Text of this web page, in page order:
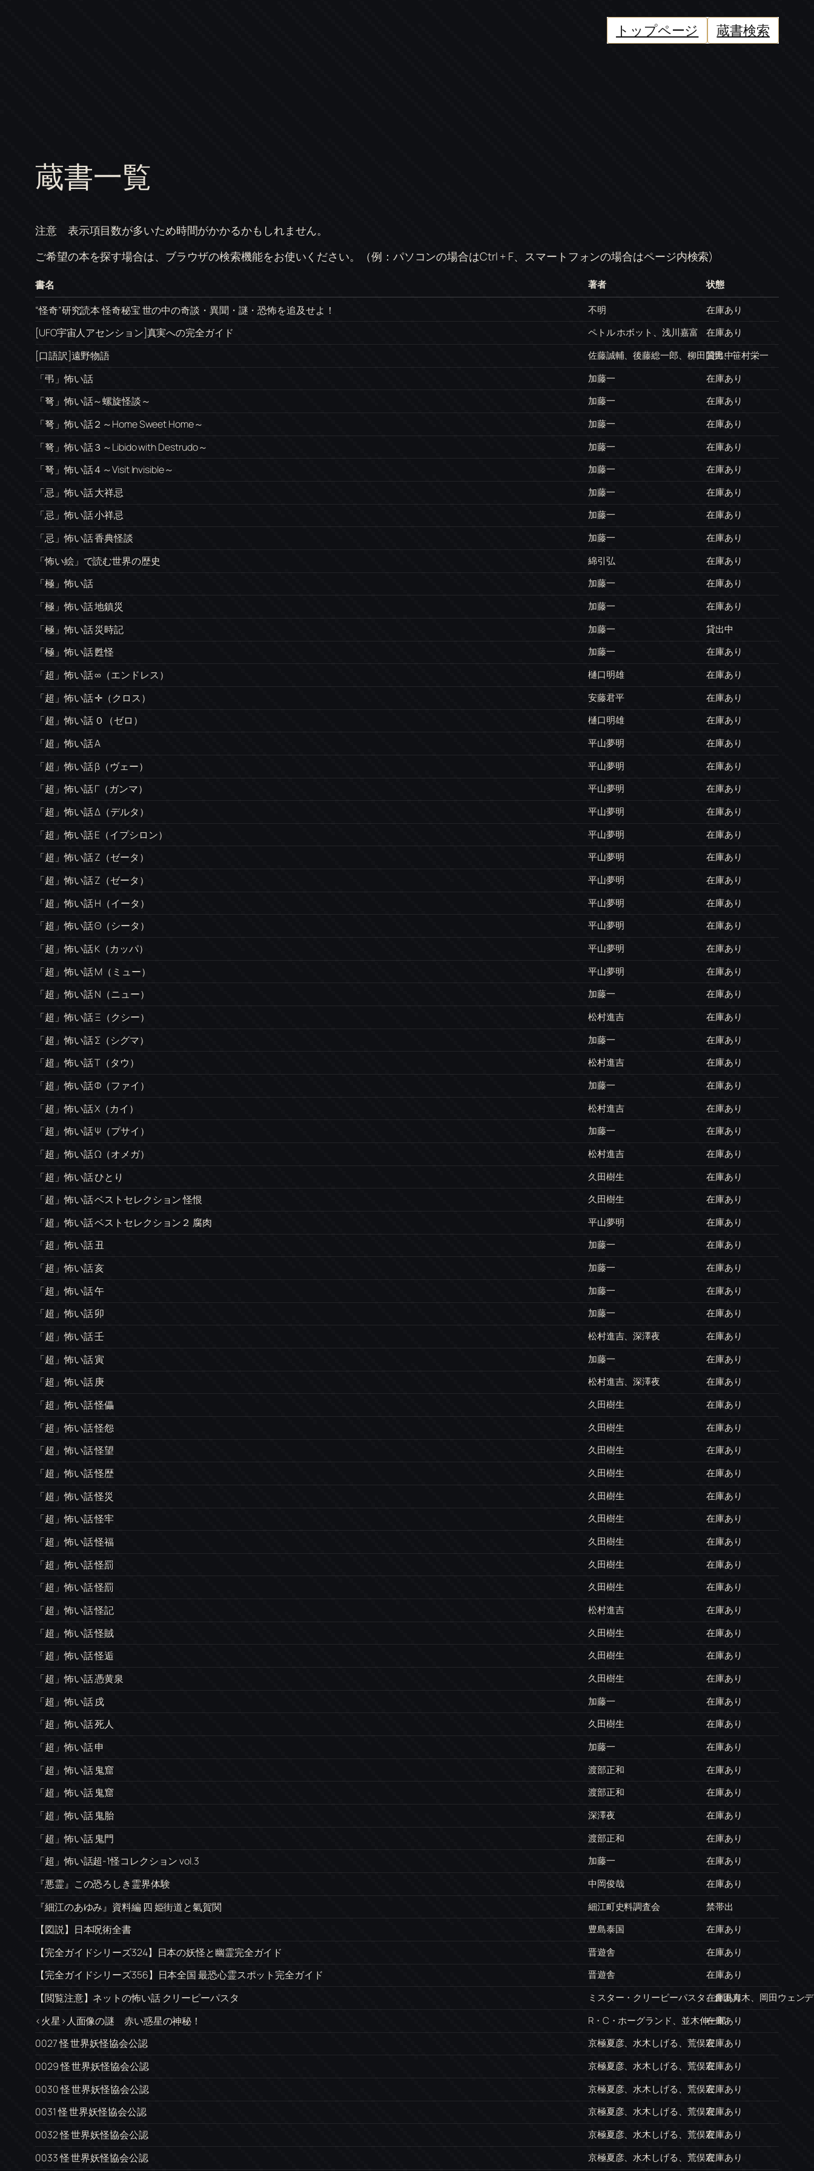
トップページ 蔵書検索
蔵書一覧
注意 表示項目数が多いため時間がかかるかもしれません。
ご希望の本を探す場合は、ブラウザの検索機能をお使いください。（例：パソコンの場合はCtrl + F、スマートフォンの場合はページ内検索)
書名 著者 状態
“怪奇”研究読本 怪奇秘宝 世の中の奇談・異聞・謎・恐怖を追及せよ！ 不明 在庫あり
[UFO宇宙人アセンション]真実への完全ガイド ペトル ホボット、浅川嘉富 在庫あり
[口語訳]遠野物語 佐藤誠輔、後藤総一郎、柳田国男、笹村栄一
貸出中
「弔」怖い話 加藤一 在庫あり
「弩」怖い話～螺旋怪談～ 加藤一 在庫あり
「弩」怖い話２～Home Sweet Home～ 加藤一 在庫あり
「弩」怖い話３～Libido with Destrudo～ 加藤一 在庫あり
「弩」怖い話４～Visit Invisible～ 加藤一 在庫あり
「忌」怖い話 大祥忌 加藤一 在庫あり
「忌」怖い話 小祥忌 加藤一 在庫あり
「忌」怖い話 香典怪談 加藤一 在庫あり
「怖い絵」で読む世界の歴史 綿引弘 在庫あり
「極」怖い話 加藤一 在庫あり
「極」怖い話 地鎮災 加藤一 在庫あり
「極」怖い話 災時記 加藤一 貸出中
「極」怖い話 甦怪 加藤一 在庫あり
「超」怖い話 ∞（エンドレス） 樋口明雄 在庫あり
「超」怖い話 ✛（クロス） 安藤君平 在庫あり
「超」怖い話 ０（ゼロ） 樋口明雄 在庫あり
「超」怖い話 A 平山夢明 在庫あり
「超」怖い話 β（ヴェー） 平山夢明 在庫あり
「超」怖い話 Γ（ガンマ） 平山夢明 在庫あり
「超」怖い話 Δ（デルタ） 平山夢明 在庫あり
「超」怖い話 Ε（イプシロン） 平山夢明 在庫あり
「超」怖い話 Ζ（ゼータ） 平山夢明 在庫あり
「超」怖い話 Ζ（ゼータ） 平山夢明 在庫あり
「超」怖い話 Η（イータ） 平山夢明 在庫あり
「超」怖い話 Θ（シータ） 平山夢明 在庫あり
「超」怖い話 Κ（カッパ） 平山夢明 在庫あり
「超」怖い話 Μ（ミュー） 平山夢明 在庫あり
「超」怖い話 Ν（ニュー） 加藤一 在庫あり
「超」怖い話 Ξ（クシー） 松村進吉 在庫あり
「超」怖い話 Σ（シグマ） 加藤一 在庫あり
「超」怖い話 Τ（タウ） 松村進吉 在庫あり
「超」怖い話 Φ（ファイ） 加藤一 在庫あり
「超」怖い話 Χ（カイ） 松村進吉 在庫あり
「超」怖い話 Ψ（プサイ） 加藤一 在庫あり
「超」怖い話 Ω（オメガ） 松村進吉 在庫あり
「超」怖い話 ひとり 久田樹生 在庫あり
「超」怖い話 ベストセレクション 怪恨 久田樹生 在庫あり
「超」怖い話 ベストセレクション２ 腐肉 平山夢明 在庫あり
「超」怖い話 丑 加藤一 在庫あり
「超」怖い話 亥 加藤一 在庫あり
「超」怖い話 午 加藤一 在庫あり
「超」怖い話 卯 加藤一 在庫あり
「超」怖い話 壬 松村進吉、深澤夜 在庫あり
「超」怖い話 寅 加藤一 在庫あり
「超」怖い話 庚 松村進吉、深澤夜 在庫あり
「超」怖い話 怪儡 久田樹生 在庫あり
「超」怖い話 怪怨 久田樹生 在庫あり
「超」怖い話 怪望 久田樹生 在庫あり
「超」怖い話 怪歴 久田樹生 在庫あり
「超」怖い話 怪災 久田樹生 在庫あり
「超」怖い話 怪牢 久田樹生 在庫あり
「超」怖い話 怪福 久田樹生 在庫あり
「超」怖い話 怪罰 久田樹生 在庫あり
「超」怖い話 怪罰 久田樹生 在庫あり
「超」怖い話 怪記 松村進吉 在庫あり
「超」怖い話 怪賊 久田樹生 在庫あり
「超」怖い話 怪逅 久田樹生 在庫あり
「超」怖い話 憑黄泉 久田樹生 在庫あり
「超」怖い話 戌 加藤一 在庫あり
「超」怖い話 死人 久田樹生 在庫あり
「超」怖い話 申 加藤一 在庫あり
「超」怖い話 鬼窟 渡部正和 在庫あり
「超」怖い話 鬼窟 渡部正和 在庫あり
「超」怖い話 鬼胎 深澤夜 在庫あり
「超」怖い話 鬼門 渡部正和 在庫あり
「超」怖い話超-1怪コレクション vol.3 加藤一 在庫あり
『悪霊』この恐ろしき霊界体験 中岡俊哉 在庫あり
『細江のあゆみ』資料編 四 姫街道と氣賀関 細江町史料調査会 禁帯出
【図説】日本呪術全書 豊島泰国 在庫あり
【完全ガイドシリーズ324】日本の妖怪と幽霊完全ガイド 晋遊舎 在庫あり
【完全ガイドシリーズ356】日本全国 最恐心霊スポット完全ガイド 晋遊舎 在庫あり
【閲覧注意】ネットの怖い話 クリーピーパスタ ミスター・クリーピーパスタ、倉田真木、岡田ウェン
在庫あり
<火星>人面像の謎 赤い惑星の神秘！ R・C・ホーグランド、並木伸一郎
在庫あり
0027 怪 世界妖怪協会公認 京極夏彦、水木しげる、荒俣宏在庫あり
0029 怪 世界妖怪協会公認 京極夏彦、水木しげる、荒俣宏在庫あり
0030 怪 世界妖怪協会公認 京極夏彦、水木しげる、荒俣宏在庫あり
0031 怪 世界妖怪協会公認 京極夏彦、水木しげる、荒俣宏在庫あり
0032 怪 世界妖怪協会公認 京極夏彦、水木しげる、荒俣宏在庫あり
0033 怪 世界妖怪協会公認 京極夏彦、水木しげる、荒俣宏在庫あり